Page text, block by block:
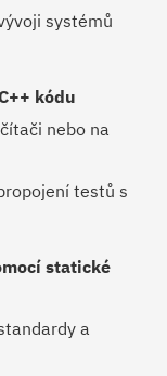
systémů
kódu
nebo na
testů s
statické
a